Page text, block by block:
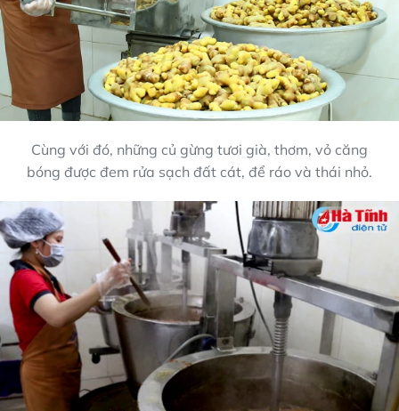
Cùng với đó, những củ gừng tươi già, thơm, vỏ căng
bóng được đem rửa sạch đất cát, để ráo và thái nhỏ.